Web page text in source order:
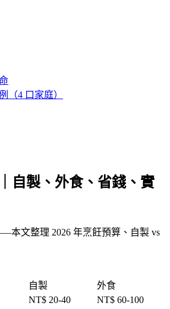
（4 口家庭）
自製、外食、省錢、實
本文整理 2026 年烹飪預算、自製 vs
自製
外食
NT$ 20-40
NT$ 60-100